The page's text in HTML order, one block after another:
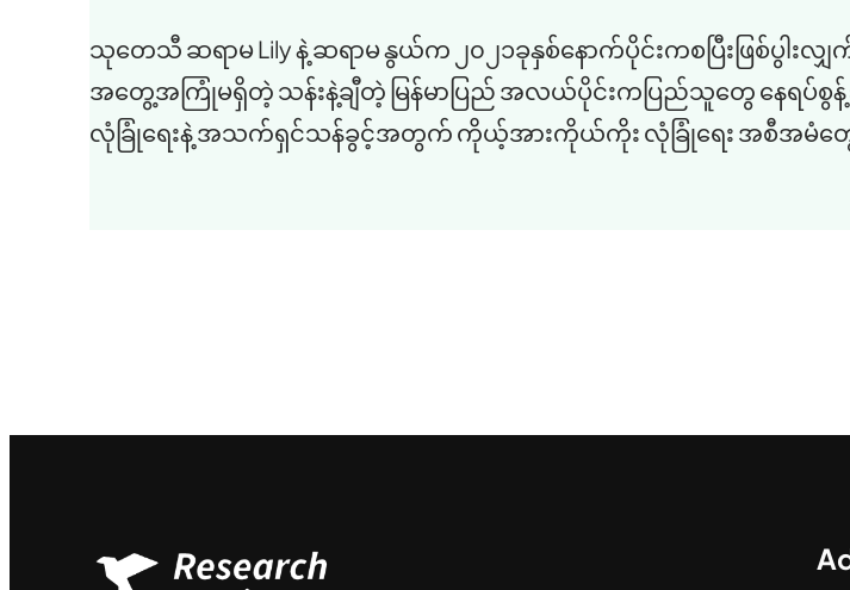
သုတေသီ ဆရာမ Lily နဲ့ ဆရာမ နွယ်က ၂၀၂၁ခုနှစ်နောက်ပိုင်းကစပြီးဖြစ်ပွ
အတွေ့အကြုံမရှိတဲ့ သန်းနဲ့ချီတဲ့ မြန်မာပြည် အလယ်ပိုင်းကပြည်သူတွေ နေရပ်
လုံခြုံရေးနဲ့ အသက်ရှင်သန်ခွင့်အတွက် ကိုယ့်အားကိုယ်ကိုး လုံခြုံရေး အစီအမံတွေ